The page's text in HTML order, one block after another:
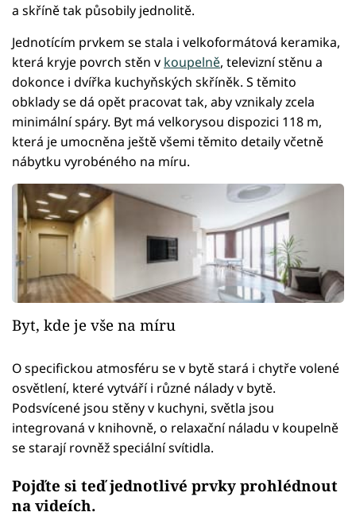
a skříně tak působily jednolitě.
Jednotícím prvkem se stala i velkoformátová keramika,
která kryje povrch stěn v koupelně, televizní stěnu a
dokonce i dvířka kuchyňských skříněk. S těmito
obklady se dá opět pracovat tak, aby vznikaly zcela
minimální spáry. Byt má velkorysou dispozici 118 m,
která je umocněna ještě všemi těmito detaily včetně
nábytku vyrobéného na míru.
Byt, kde je vše na míru
O specifickou atmosféru se v bytě stará i chytře volené
osvětlení, které vytváří i různé nálady v bytě.
Podsvícené jsou stěny v kuchyni, světla jsou
integrovaná v knihovně, o relaxační náladu v koupelně
se starají rovněž speciální svítidla.
Pojďte si teď jednotlivé prvky prohlédnout
na videích.